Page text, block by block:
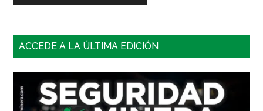
Barra
principal
ACCEDE A LA ÚLTIMA EDICIÓN